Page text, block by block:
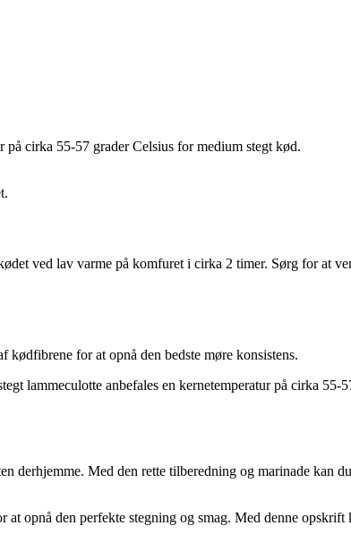
cirka 55-57 grader Celsius for medium stegt kød.
ved lav varme på komfuret i cirka 2 timer. Sørg for at
for at opnå den bedste møre konsistens.
lammeculotte anbefales en kernetemperatur på cirka 55-
derhjemme. Med den rette tilberedning og marinade kan
opnå den perfekte stegning og smag. Med denne opskrift